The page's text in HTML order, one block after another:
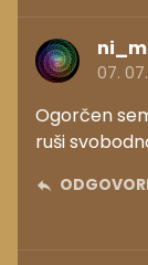
07. 07.
Ogorčen
ruši